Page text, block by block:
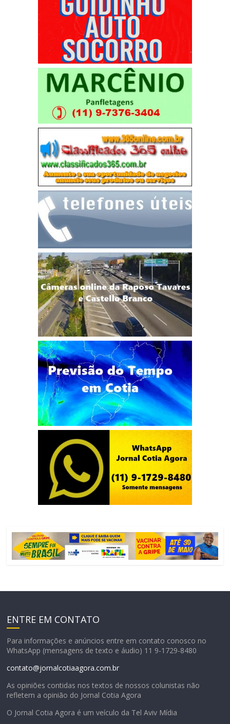
ENTRE EM CONTATO
Para informações e anúncios entre em contato conosco no
WhatsApp (mensagens de texto e áudio) 11 9-1729-8480
contato@jornalcotiaagora.com.br
As opiniões contidas nos textos de nossos colunistas não
refletem a opinião do Jornal Cotia Agora
O Jornal Cotia Agora é um veículo da Tel Aviv Mídia